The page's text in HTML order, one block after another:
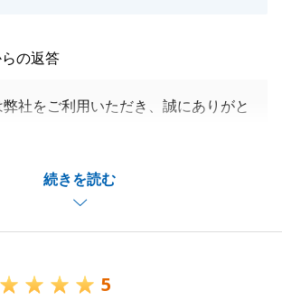
続きを読む
の返答
社をご利用いただき、誠にありがと
に存じます。
忙の中、お取引がスムーズに完了いた
ひとえにN様のご協力のお蔭さまでご
ございましたら、いつでもお気軽にご
5